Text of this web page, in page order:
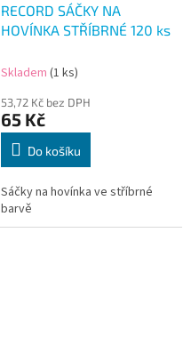
RECORD SÁČKY NA
HOVÍNKA STŘÍBRNÉ 120 ks
Skladem (1 ks)
53,72 Kč bez DPH
65 Kč
Do košíku
Sáčky na hovínka ve stříbrné
barvě